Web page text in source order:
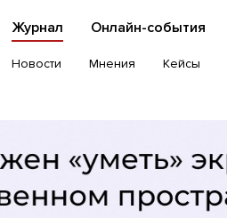
Журнал Онлайн-события
Новости Мнения Кейсы